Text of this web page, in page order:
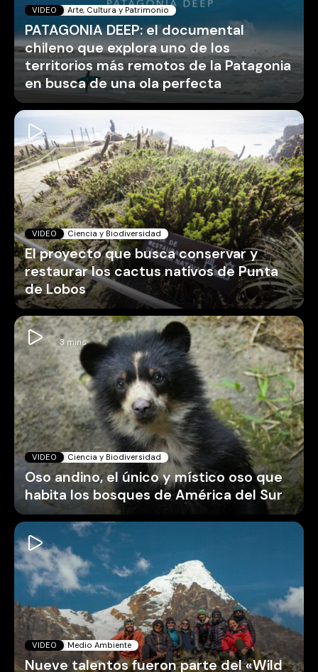
VIDEO Arte, Cultura y Patrimonio
PATAGONIA DEEP: el documental
chileno que explora uno de los
territorios más remotos de la Patagonia
en busca de una ola perfecta
VIDEO Ciencia y Biodiversidad
El proyecto que busca conservar y
restaurar los cactus nativos de Punta
de Lobos
VIDEO Ciencia y Biodiversidad
Oso andino, el único y místico oso que
habita los bosques de América del Sur
VIDEO Medio Ambiente
Nueve talentos fueron parte del «Wild